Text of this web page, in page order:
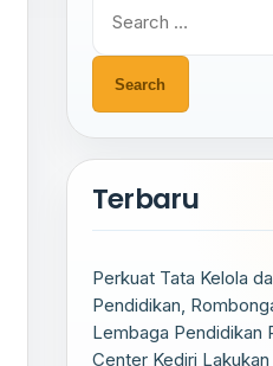
for:
Terbaru
Perkuat Tata Kelola
Pendidikan,
Lembaga Pendidikan
Center Kediri